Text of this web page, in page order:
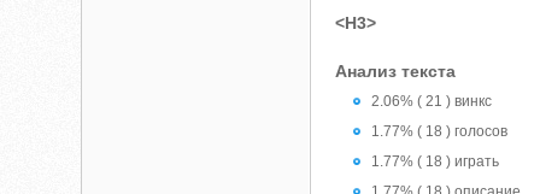
<H3>
Анализ текста
2.06% ( 21 ) винкс
1.77% ( 18 ) голосов
1.77% ( 18 ) играть